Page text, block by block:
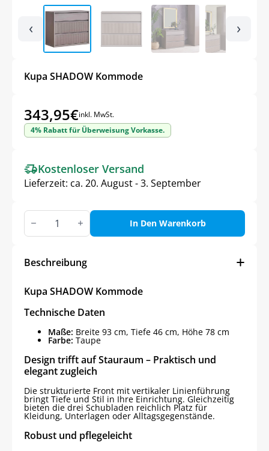
‹ ›
Kupa SHADOW Kommode
343,95€inkl. MwSt.
4% Rabatt für Überweisung Vorkasse.
Kostenloser Versand
Lieferzeit: ca. 20. August - 3. September
Kupa
SHADOW
Kommode
In Den Warenkorb
Beschreibung
Kupa SHADOW Kommode
Technische Daten
Maße: Breite 93 cm, Tiefe 46 cm, Höhe 78 cm
Farbe: Taupe
Design trifft auf Stauraum – Praktisch und
elegant zugleich
Die strukturierte Front mit vertikaler Linienführung
bringt Tiefe und Stil in Ihre Einrichtung. Gleichzeitig
bieten die drei Schubladen reichlich Platz für
Kleidung, Unterlagen oder Alltagsgegenstände.
Robust und pflegeleicht